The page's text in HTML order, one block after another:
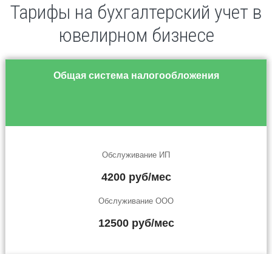
Тарифы на бухгалтерский учет в
ювелирном бизнесе
Общая система налогообложения
Обслуживание ИП
4200 руб/мес
Обслуживание ООО
12500 руб/мес